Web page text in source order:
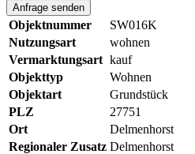
Objektnummer
SW016K
Nutzungsart
wohnen
Vermarktungsart kauf
Objekttyp
Wohnen
Objektart
Grundstück
PLZ
27751
Ort
Delmenhorst
Regionaler Zusatz Delmenhorst